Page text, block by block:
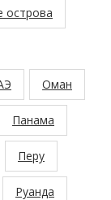
острова
Оман
Панама
Перу
Руанда